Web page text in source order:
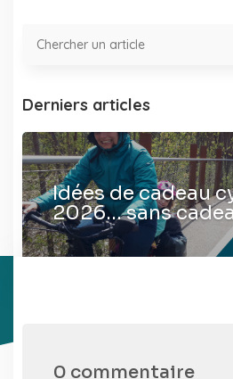
Derniers articles
Idées de cadeau
2026… sans
0 commentaire